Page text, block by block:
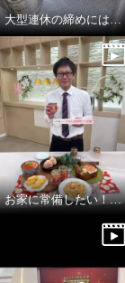
大型連休の締めには…
お家に常備したい！紅鮭のあらほぐし！